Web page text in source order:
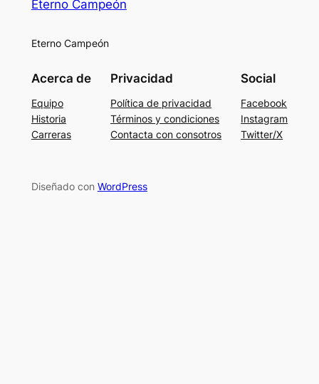
Eterno Campeón
Eterno Campeón
Acerca de
Equipo
Historia
Carreras
Privacidad
Política de privacidad
Términos y condiciones
Contacta con consotros
Social
Facebook
Instagram
Twitter/X
Diseñado con WordPress